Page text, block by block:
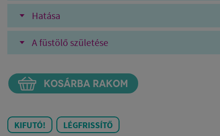
Hatása
A füstölő születése
KOSÁRBA RAKOM
KIFUTÓ! LÉGFRISSÍTŐ